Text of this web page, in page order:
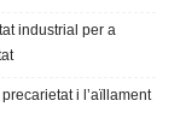
industrial per a
i l’aïllament